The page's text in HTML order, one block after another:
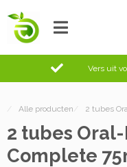
Vers uit
/ Alle producten / 2 tubes
2 tubes
Complete